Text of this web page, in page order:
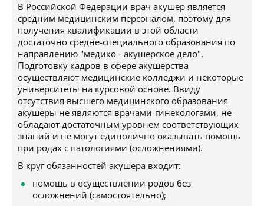
В Российской Федерации врач акушер является
средним медицинским персоналом, поэтому для
получения квалификации в этой области
достаточно средне-специального образования по
направлению "медико - акушерское дело".
Подготовку кадров в сфере акушерства
осуществляют медицинские колледжи и некоторые
университеты на курсовой основе. Ввиду
отсутствия высшего медицинского образования
акушеры не являются врачами-гинекологами, не
обладают достаточным уровнем соответствующих
знаний и не могут единолично оказывать помощь
при родах с патологиями (осложнениями).
В круг обязанностей акушера входит:
помощь в осуществлении родов без
осложнений (самостоятельно);